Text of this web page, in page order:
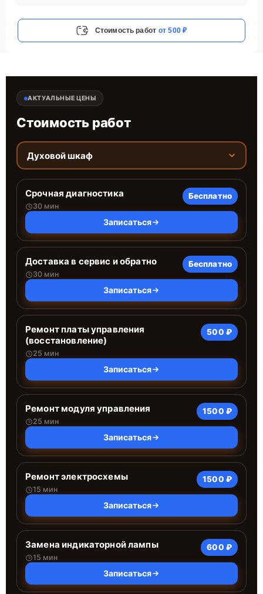
Стоимость работ от 500 ₽
АКТУАЛЬНЫЕ ЦЕНЫ
Стоимость работ
Духовой шкаф
Срочная диагностика
30 мин
Бесплатно
Записаться
Доставка в сервис и обратно
30 мин
Бесплатно
Записаться
Ремонт платы управления
(восстановление)
25 мин
500 ₽
Записаться
Ремонт модуля управления
25 мин
1500 ₽
Записаться
Ремонт электросхемы
15 мин
1500 ₽
Записаться
Замена индикаторной лампы
15 мин
600 ₽
Записаться